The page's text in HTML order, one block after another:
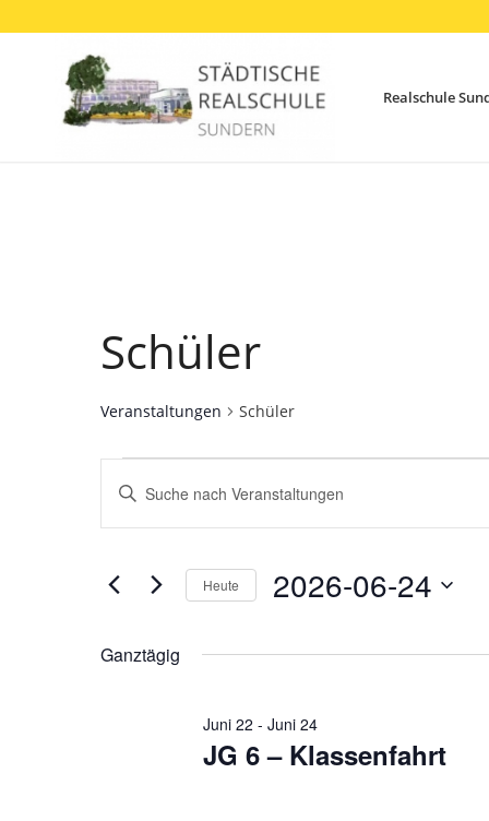
Realschule
Schüler
Veranstaltungen Schüler
Veranstaltungen
für
24.
Juni
2026
Veranstaltungen
Suche
und
Ansichten,
Navigation
Bitte
Suche
nach
Schlüsselwort.
Heute 2026-06-24
Ganztägig
JG 6 – Klassenfahrt
Juni 22 - Juni 24